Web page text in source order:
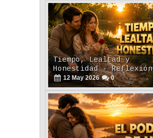
Tiempo, Lealtad y
Honestidad - Reflexión
12 May 2026 0